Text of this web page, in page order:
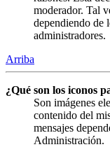
moderador. Tal
dependiendo de
administradores.
Arriba
¿Qué son los iconos
Son imágenes
contenido del
mensajes
Administración.